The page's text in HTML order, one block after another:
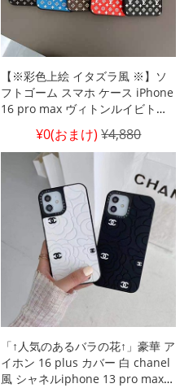
【※彩色上絵 イタズラ風 ※】ソ
フトゴーム スマホ ケース iPhone
16 pro max ヴィトンルイビトン
ランド携帯 ケースハイブランド
アイホン 14 pro max ケース
Supreme風 シュプリーム iphone
13プロ ケース ハイブランドルイ
ヴィトン イタズラ風 iphone 12
pro max ルイヴィトン携帯 ケー
¥0(おまけ)¥4,880
「↑人気のあるバラの花↑」豪華 ア
イホン 16 plus カバー 白 chanel
風 シャネルiphone 13 pro max